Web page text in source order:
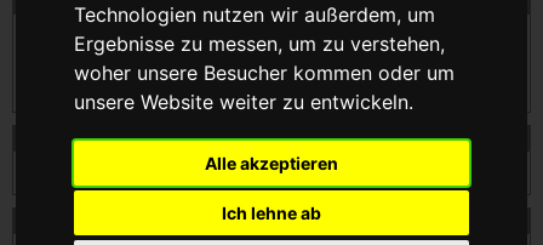
Technologien nutzen wir außerdem, um
Ergebnisse zu messen, um zu verstehen,
woher unsere Besucher kommen oder um
unsere Website weiter zu entwickeln.
Alle akzeptieren
Ich lehne ab
Entfernt die durch $offset und $length angegebenen Elemente aus dem Array $input,
und ersetzt diese durch die Elemente des Arrays $replacement, wenn angegeben.
array_values
array_values() liefert alle Werte des Arrays $input mit einem numerischen Index.